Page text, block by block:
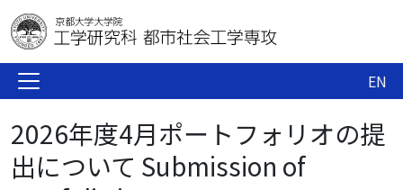
EN
2026年度4月ポートフォリオの提
出について Submission of